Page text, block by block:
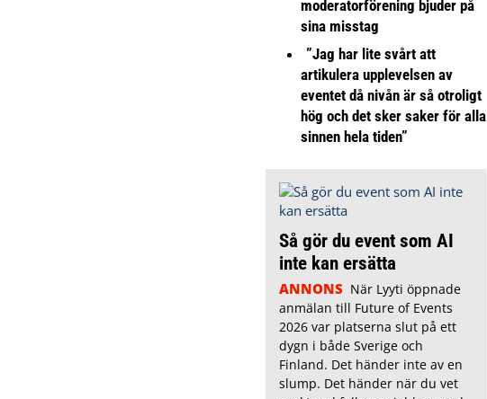
moderatorförening bjuder på
sina misstag
”Jag har lite svårt att
artikulera upplevelsen av
eventet då nivån är så otroligt
hög och det sker saker för alla
sinnen hela tiden”
Så gör du event som AI
inte kan ersätta
ANNONS När Lyyti öppnade
anmälan till Future of Events
2026 var platserna slut på ett
dygn i både Sverige och
Finland. Det händer inte av en
slump. Det händer när du vet